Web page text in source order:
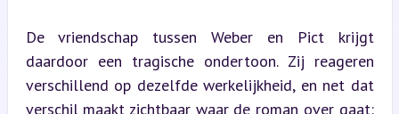
De vriendschap tussen Weber en Pict krijgt
daardoor een tragische ondertoon. Zij reageren
verschillend op dezelfde werkelijkheid, en net dat
verschil maakt zichtbaar waar de roman over gaat: